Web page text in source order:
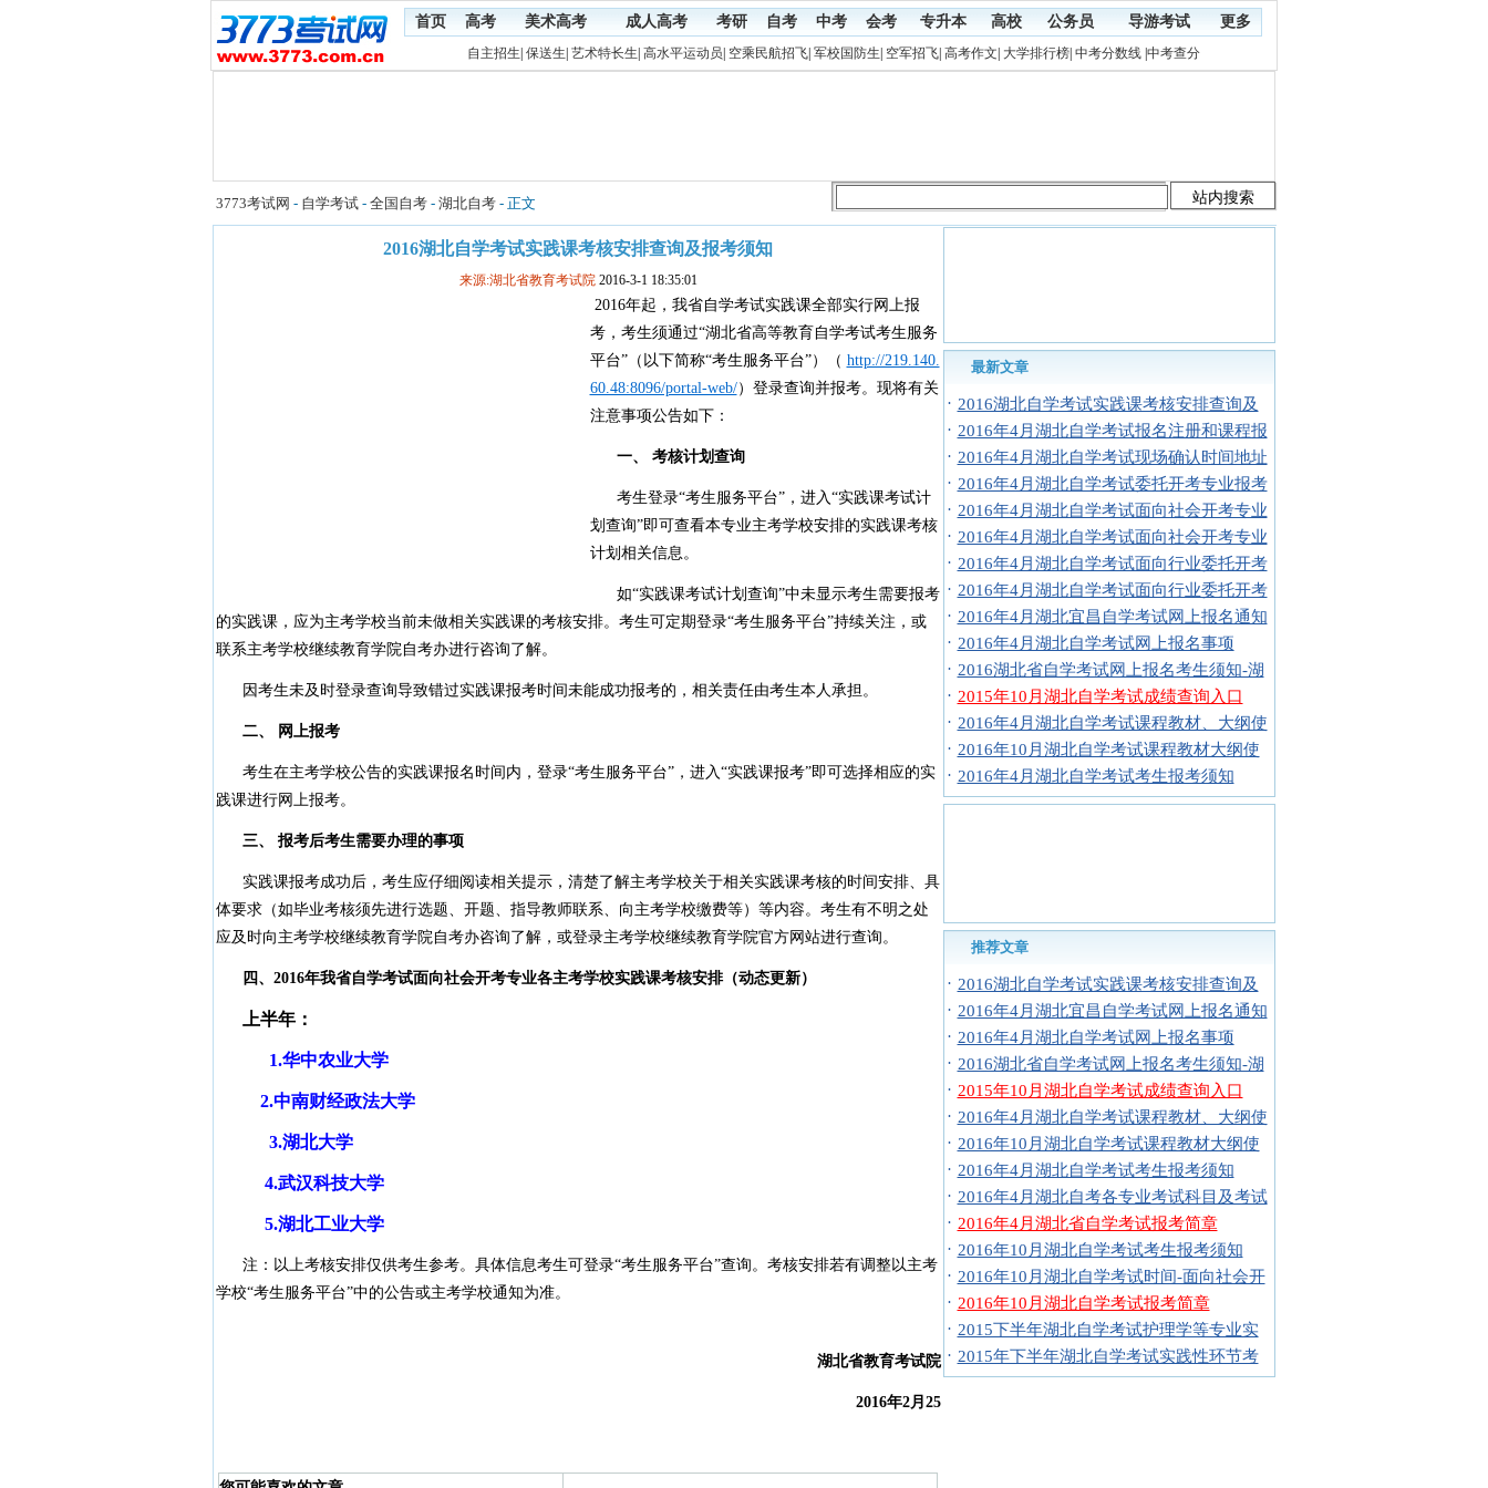
首页 高考 美术高考 成人高考 考研 自考 中考 会考 专升本 高校 公务员 导游考试 更多
自主招生 保送生 艺术特长生 高水平运动员 空乘民航招飞| 军校国防生 空军招飞| 高考作文 大学排行榜| 中考分数线| 中考查分
3773考试网 - 自学考试 - 全国自考 - 湖北自考 - 正文
2016湖北自学考试实践课考核安排查询及报考须知
来源:湖北省教育考试院 2016-3-1 18:35:01
2016年起，我省自学考试实践课全部实行网上报
考，考生须通过“湖北省高等教育自学考试考生服务
平台”（以下简称“考生服务平台”）（ http://219.140.
60.48:8096/portal-web/）登录查询并报考。现将有关
注意事项公告如下：
一、 考核计划查询
考生登录“考生服务平台”，进入“实践课考试计
划查询”即可查看本专业主考学校安排的实践课考核
计划相关信息。
如“实践课考试计划查询”中未显示考生需要报考
的实践课，应为主考学校当前未做相关实践课的考核安排。考生可定期登录“考生服务平台”持续关注，或
联系主考学校继续教育学院自考办进行咨询了解。
因考生未及时登录查询导致错过实践课报考时间未能成功报考的，相关责任由考生本人承担。
二、 网上报考
考生在主考学校公告的实践课报名时间内，登录“考生服务平台”，进入“实践课报考”即可选择相应的实
践课进行网上报考。
三、 报考后考生需要办理的事项
实践课报考成功后，考生应仔细阅读相关提示，清楚了解主考学校关于相关实践课考核的时间安排、具
体要求（如毕业考核须先进行选题、开题、指导教师联系、向主考学校缴费等）等内容。考生有不明之处
应及时向主考学校继续教育学院自考办咨询了解，或登录主考学校继续教育学院官方网站进行查询。
四、2016年我省自学考试面向社会开考专业各主考学校实践课考核安排（动态更新）
上半年：
1.华中农业大学
2.中南财经政法大学
3.湖北大学
4.武汉科技大学
5.湖北工业大学
注：以上考核安排仅供考生参考。具体信息考生可登录“考生服务平台”查询。考核安排若有调整以主考
学校“考生服务平台”中的公告或主考学校通知为准。
湖北省教育考试院
2016年2月25
最新文章
· 2016湖北自学考试实践课考核安排查询及
· 2016年4月湖北自学考试报名注册和课程报
· 2016年4月湖北自学考试现场确认时间地址
· 2016年4月湖北自学考试委托开考专业报考
· 2016年4月湖北自学考试面向社会开考专业
· 2016年4月湖北自学考试面向社会开考专业
· 2016年4月湖北自学考试面向行业委托开考
· 2016年4月湖北自学考试面向行业委托开考
· 2016年4月湖北宜昌自学考试网上报名通知
· 2016年4月湖北自学考试网上报名事项
· 2016湖北省自学考试网上报名考生须知-湖
· 2015年10月湖北自学考试成绩查询入口
· 2016年4月湖北自学考试课程教材、大纲使
· 2016年10月湖北自学考试课程教材大纲使
· 2016年4月湖北自学考试考生报考须知
推荐文章
· 2016湖北自学考试实践课考核安排查询及
· 2016年4月湖北宜昌自学考试网上报名通知
· 2016年4月湖北自学考试网上报名事项
· 2016湖北省自学考试网上报名考生须知-湖
· 2015年10月湖北自学考试成绩查询入口
· 2016年4月湖北自学考试课程教材、大纲使
· 2016年10月湖北自学考试课程教材大纲使
· 2016年4月湖北自学考试考生报考须知
· 2016年4月湖北自考各专业考试科目及考试
· 2016年4月湖北省自学考试报考简章
· 2016年10月湖北自学考试考生报考须知
· 2016年10月湖北自学考试时间-面向社会开
· 2016年10月湖北自学考试报考简章
· 2015下半年湖北自学考试护理学等专业实
· 2015年下半年湖北自学考试实践性环节考